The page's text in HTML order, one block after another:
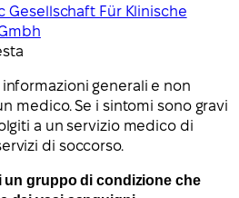
Gesellschaft Für Klinische
generali e non
medico. Se i sintomi sono gravi
a un servizio medico di
di soccorso.
un gruppo di condizione che